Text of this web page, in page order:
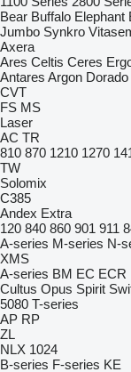
Bear Buffalo Elephant
Jumbo Synkro
Axera
Ares Celtis Ceres
Antares Argon Dorado
CVT
FS MS
Laser
AC TR
810 870 1210 1270
TW
Solomix
C385
Andex Extra
120 840 860 901 911
A-series M-series N-
XMS
A-series BM EC ECR
Cultus Opus Spirit
5080 T-series
AP RP
ZL
NLX 1024
B-series F-series KE